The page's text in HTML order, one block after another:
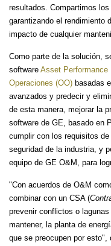
resultados. Compartimos
garantizando el rendimiento
impacto de cualquier
Como parte de la solución,
software Asset Performance
Operaciones (OO) basadas
avanzados y predecir y
de esta manera, mejorar la
software de GE, basado en
cumplir con los requisitos
seguridad de la industria, y
equipo de GE O&M, para
"Con acuerdos de O&M
combinar con un CSA (
prevenir conflictos o
mantener, la planta de
que se preocupen por esto",